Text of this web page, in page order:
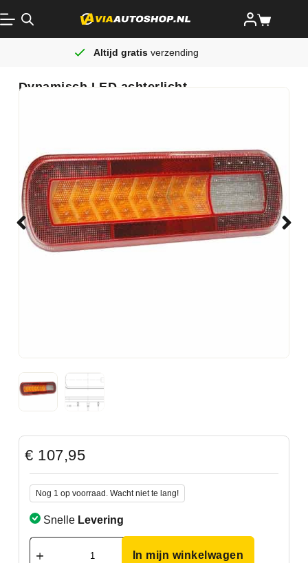
Altijd gratisverzending
Dynamisch LED achterlicht
€ 107,95
Nog 1 op voorraad. Wacht niet te lang!
Snelle Levering
In mijn winkelwagen